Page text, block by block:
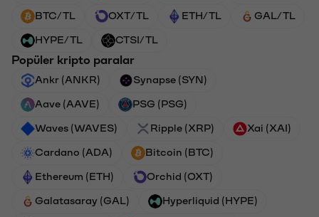
BTC/TL OXT/TL ETH/TL GAL/TL
HYPE/TL CTSI/TL
Popüler kripto paralar
Ankr (ANKR) Synapse (SYN)
Aave (AAVE) PSG (PSG)
Waves (WAVES) Ripple (XRP) Xai (XAI)
Cardano (ADA) Bitcoin (BTC)
Ethereum (ETH) Orchid (OXT)
Galatasaray (GAL) Hyperliquid (HYPE)